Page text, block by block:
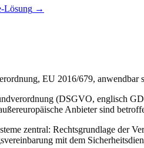
Lösung →
EU 2016/679, anwendbar
(DSGVO, englisch
Anbieter sind
zentral: Rechtsgrundlage der
mit dem